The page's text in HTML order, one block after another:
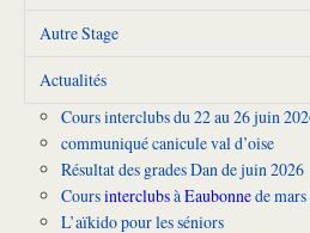
Autre Stage
Actualités
Cours interclubs du 22 au 26 juin
communiqué canicule val d’oise
Résultat des grades Dan de juin 2026
CoursinterclubsàEaubonnede
L’aïkido pour les séniors